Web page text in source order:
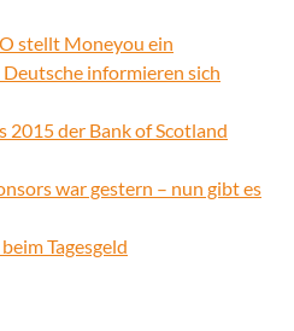
stellt Moneyou ein
informieren sich
2015 der Bank of Scotland
war gestern – nun gibt es
Tagesgeld